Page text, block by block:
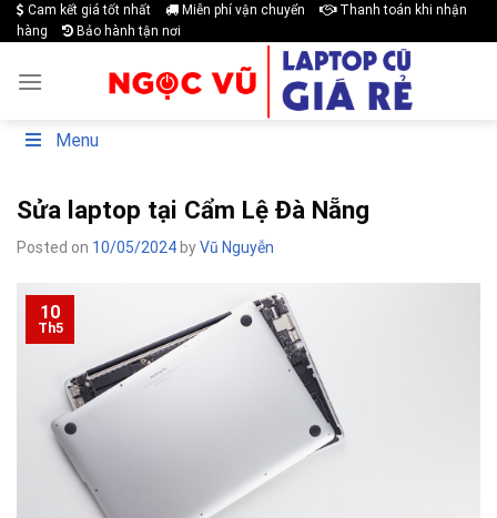
Skip
to
content
Cam kết giá tốt nhất Miễn phí vận chuyển
Thanh toán khi nhận
hàng
Bảo hành tận nơi
Menu
Sửa laptop tại Cẩm Lệ Đà Nẵng
Posted on 10/05/2024 byVũ Nguyễn
10
Th5